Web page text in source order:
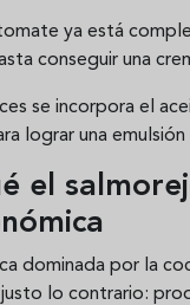
ya está
conseguir una
se incorpora el
lograr una
el
dominada por la
lo contrario: